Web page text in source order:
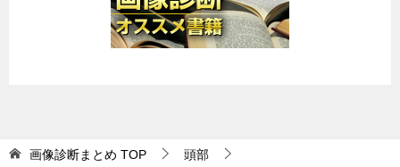
画像診断まとめ TOP
頭部